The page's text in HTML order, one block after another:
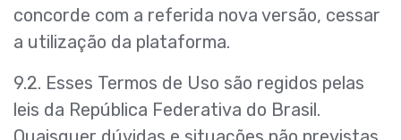
concorde com a referida nova versão, cessar
a utilização da plataforma.
9.2. Esses Termos de Uso são regidos pelas
leis da República Federativa do Brasil.